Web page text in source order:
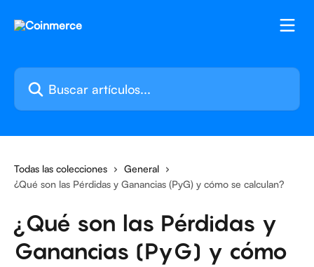
Buscar artículos...
Todas las colecciones
General
¿Qué son las Pérdidas y Ganancias (PyG) y cómo se calculan?
¿Qué son las Pérdidas y
Ganancias (PyG) y cómo